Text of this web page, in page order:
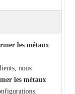
les métaux
nous
les métaux